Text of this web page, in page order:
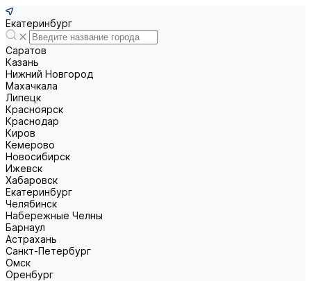
Екатеринбург
Саратов
Казань
Нижний Новгород
Махачкала
Липецк
Красноярск
Краснодар
Киров
Кемерово
Новосибирск
Ижевск
Хабаровск
Екатеринбург
Челябинск
Набережные Челны
Барнаул
Астрахань
Санкт-Петербург
Омск
Оренбург